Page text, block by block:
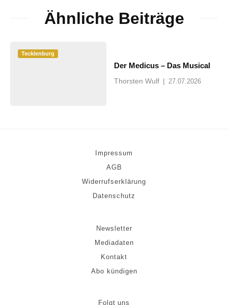
Ähnliche Beiträge
Tecklenburg
Der Medicus – Das Musical
Thorsten Wulf | 27.07.2026
Impressum
AGB
Widerrufserklärung
Datenschutz
Newsletter
Mediadaten
Kontakt
Abo kündigen
Folgt uns